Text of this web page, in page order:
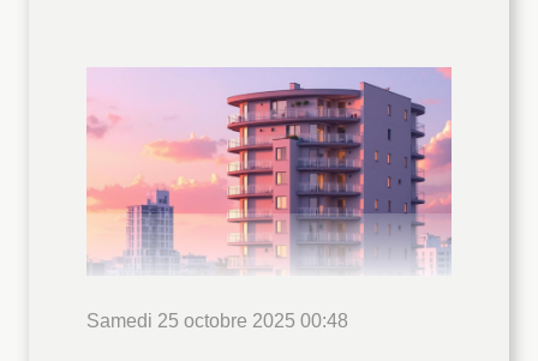
Samedi 25 octobre 2025 00:48